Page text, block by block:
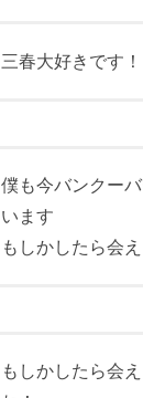
三春大好きです！
僕も今バンクー
います
もしかしたら会
もしかしたら会